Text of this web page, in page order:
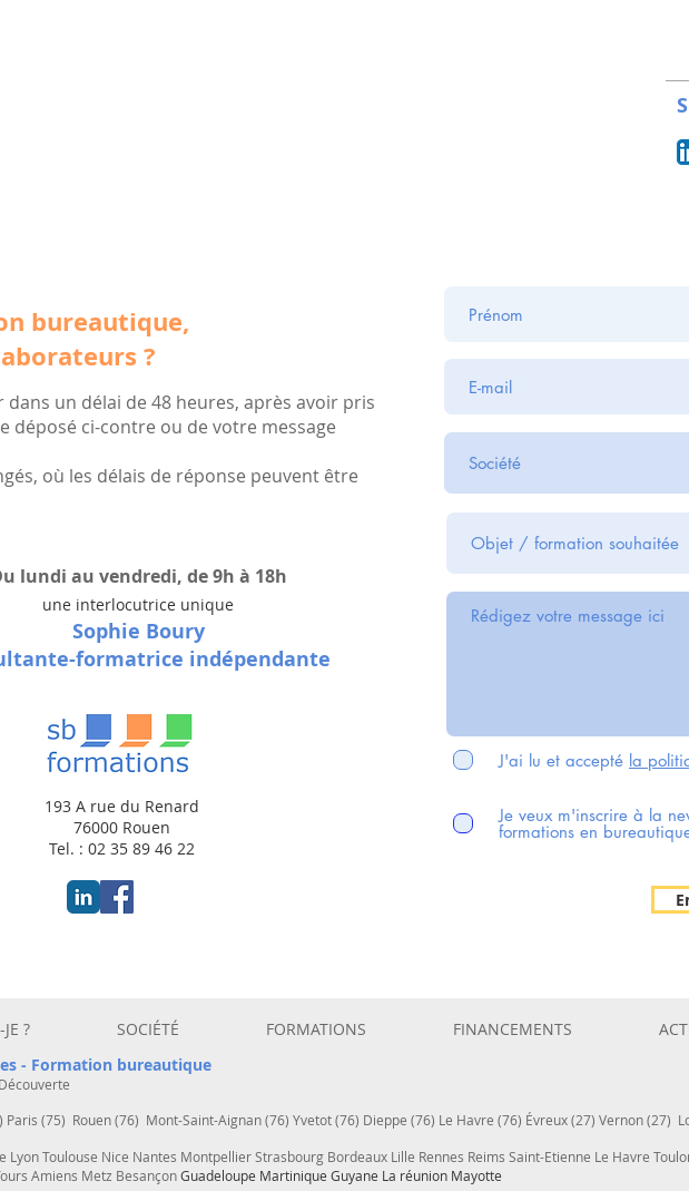
bureautique,
?
dans un délai de 48 heures, après avoir pris
déposé ci-contre ou de votre message
où les délais de réponse peuvent être
lundi au vendredi, de 9h à 18h
une interlocutrice unique
Sophie Boury
formatrice indépendante
193 A rue du Renard
76000 Rouen
Tel. : 02 35 89 46 22
J'ai lu et accepté la
Je veux m'inscrire à la
formations en
? SOCIÉTÉ FORMATIONS FINANCEMENTS
- Formation bureautique
Découverte
(75) Rouen (76) Mont-Saint-Aignan (76) Yvetot (76) Dieppe (76) Le Havre (76) Évreux (27) Vernon (27)
Lyon Toulouse Nice Nantes Montpellier Strasbourg Bordeaux Lille Rennes Reims Saint-Etienne Le Havre
Amiens Metz BesançonGuadeloupe Martinique Guyane La réunion Mayotte